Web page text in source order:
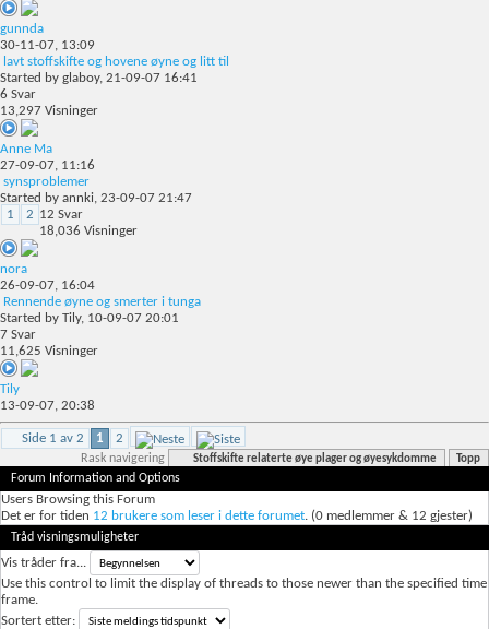
gunnda
30-11-07, 13:09
lavt stoffskifte og hovene øyne og litt til
Started by glaboy, 21-09-07 16:41
6 Svar
13,297 Visninger
Anne Ma
27-09-07, 11:16
synsproblemer
Started by annki, 23-09-07 21:47
1
2 12 Svar
18,036 Visninger
nora
26-09-07, 16:04
Rennende øyne og smerter i tunga
Started by Tily, 10-09-07 20:01
7 Svar
11,625 Visninger
Tily
13-09-07, 20:38
Side 1 av 2 1 2
Rask navigering Stoffskifte relaterte øye plager og øyesykdomme Topp
Forum Information and Options
Users Browsing this Forum
Det er for tiden 12 brukere som leser i dette forumet. (0 medlemmer & 12 gjester)
Tråd visningsmuligheter
Vis tråder fra...
Use this control to limit the display of threads to those newer than the specified time
frame.
Sortert etter: